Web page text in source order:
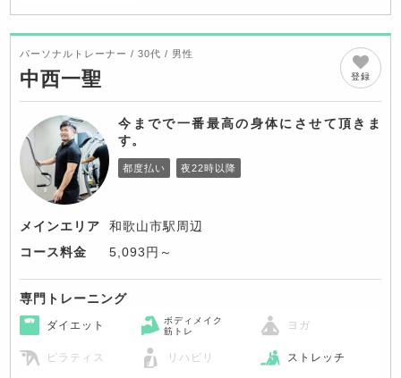
登録
パーソナルトレーナー / 30代 / 男性
中西一聖
今までで一番最高の身体にさせて頂きま
す。
都度払い 夜22時以降
メインエリア
和歌山市駅周辺
コース料金
5,093円～
専門トレーニング
ダイエット
ボディメイク
筋トレ
ヨガ
ピラティス リハビリ ストレッチ